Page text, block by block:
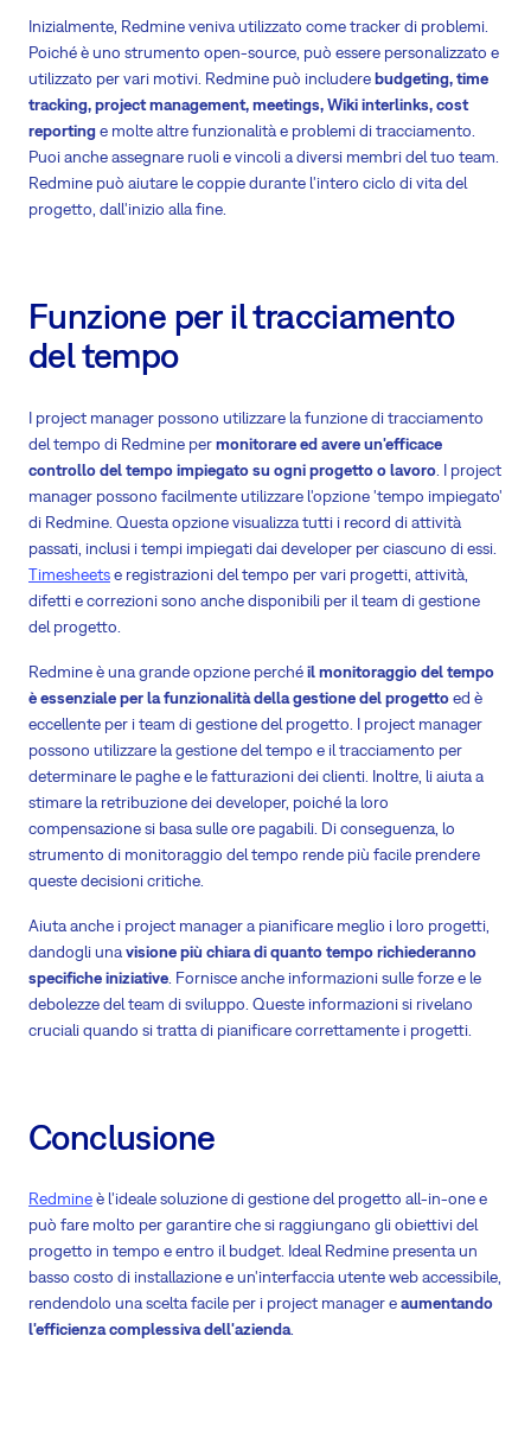
Inizialmente, Redmine veniva utilizzato come tracker di problemi.
Poiché è uno strumento open-source, può essere personalizzato e
utilizzato per vari motivi. Redmine può includerebudgeting, time
tracking, project management, meetings, Wiki interlinks, cost
reportinge molte altre funzionalità e problemi di tracciamento.
Puoi anche assegnare ruoli e vincoli a diversi membri del tuo team.
Redmine può aiutare le coppie durante l'intero ciclo di vita del
progetto, dall'inizio alla fine.
Funzione per il tracciamento
del tempo
I project manager possono utilizzare la funzione di tracciamento
del tempo di Redmine permonitorare ed avere un'efficace
controllo del tempo impiegato su ogni progetto o lavoro . I project
manager possono facilmente utilizzare l'opzione 'tempo impiegato'
di Redmine. Questa opzione visualizza tutti i record di attività
passati, inclusi i tempi impiegati dai developer per ciascuno di essi.
Timesheetse registrazioni del tempo per vari progetti, attività,
difetti e correzioni sono anche disponibili per il team di gestione
del progetto.
Redmine è una grande opzione perchéil monitoraggio del tempo
è essenziale per la funzionalità della gestione del progettoed è
eccellente per i team di gestione del progetto. I project manager
possono utilizzare la gestione del tempo e il tracciamento per
determinare le paghe e le fatturazioni dei clienti. Inoltre, li aiuta a
stimare la retribuzione dei developer, poiché la loro
compensazione si basa sulle ore pagabili. Di conseguenza, lo
strumento di monitoraggio del tempo rende più facile prendere
queste decisioni critiche.
Aiuta anche i project manager a pianificare meglio i loro progetti,
dandogli unavisione più chiara di quanto tempo richiederanno
specifiche iniziative . Fornisce anche informazioni sulle forze e le
debolezze del team di sviluppo. Queste informazioni si rivelano
cruciali quando si tratta di pianificare correttamente i progetti.
Conclusione
Redmineè l'ideale soluzione di gestione del progetto all-in-one e
può fare molto per garantire che si raggiungano gli obiettivi del
progetto in tempo e entro il budget. Ideal Redmine presenta un
basso costo di installazione e un'interfaccia utente web accessibile,
rendendolo una scelta facile per i project manager eaumentando
l'efficienza complessiva dell'azienda.